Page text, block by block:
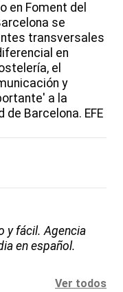
en Foment del
se
transversales
en
el
y
a la
Barcelona. EFE
y fácil. Agencia
en español.
Ver todos